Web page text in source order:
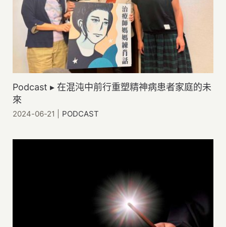
Podcast ▸ 在混沌中前行重塑精神病患者家庭的未
來
2024-06-21 PODCAST